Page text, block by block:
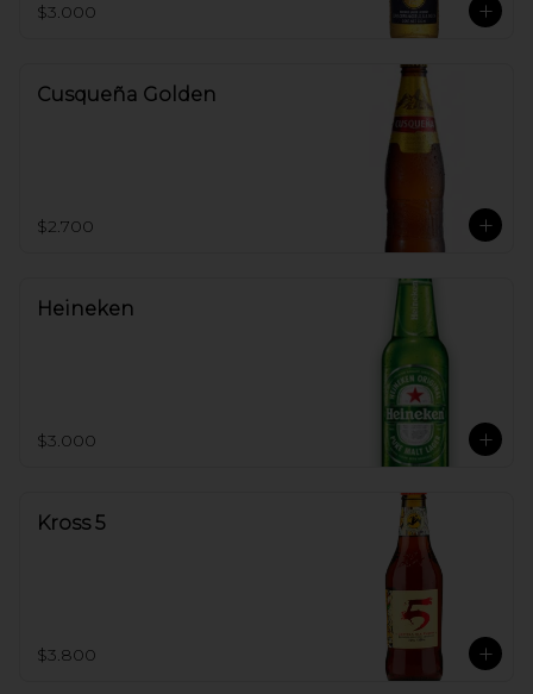
$3.000
Cusqueña Golden
$2.700
Heineken
$3.000
Kross 5
$3.800